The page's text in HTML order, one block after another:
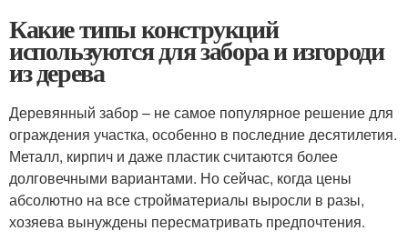
Какие типы конструкций
используются для забора и изгороди
из дерева
Деревянный забор – не самое популярное решение для
ограждения участка, особенно в последние десятилетия.
Металл, кирпич и даже пластик считаются более
долговечными вариантами. Но сейчас, когда цены
абсолютно на все стройматериалы выросли в разы,
хозяева вынуждены пересматривать предпочтения.